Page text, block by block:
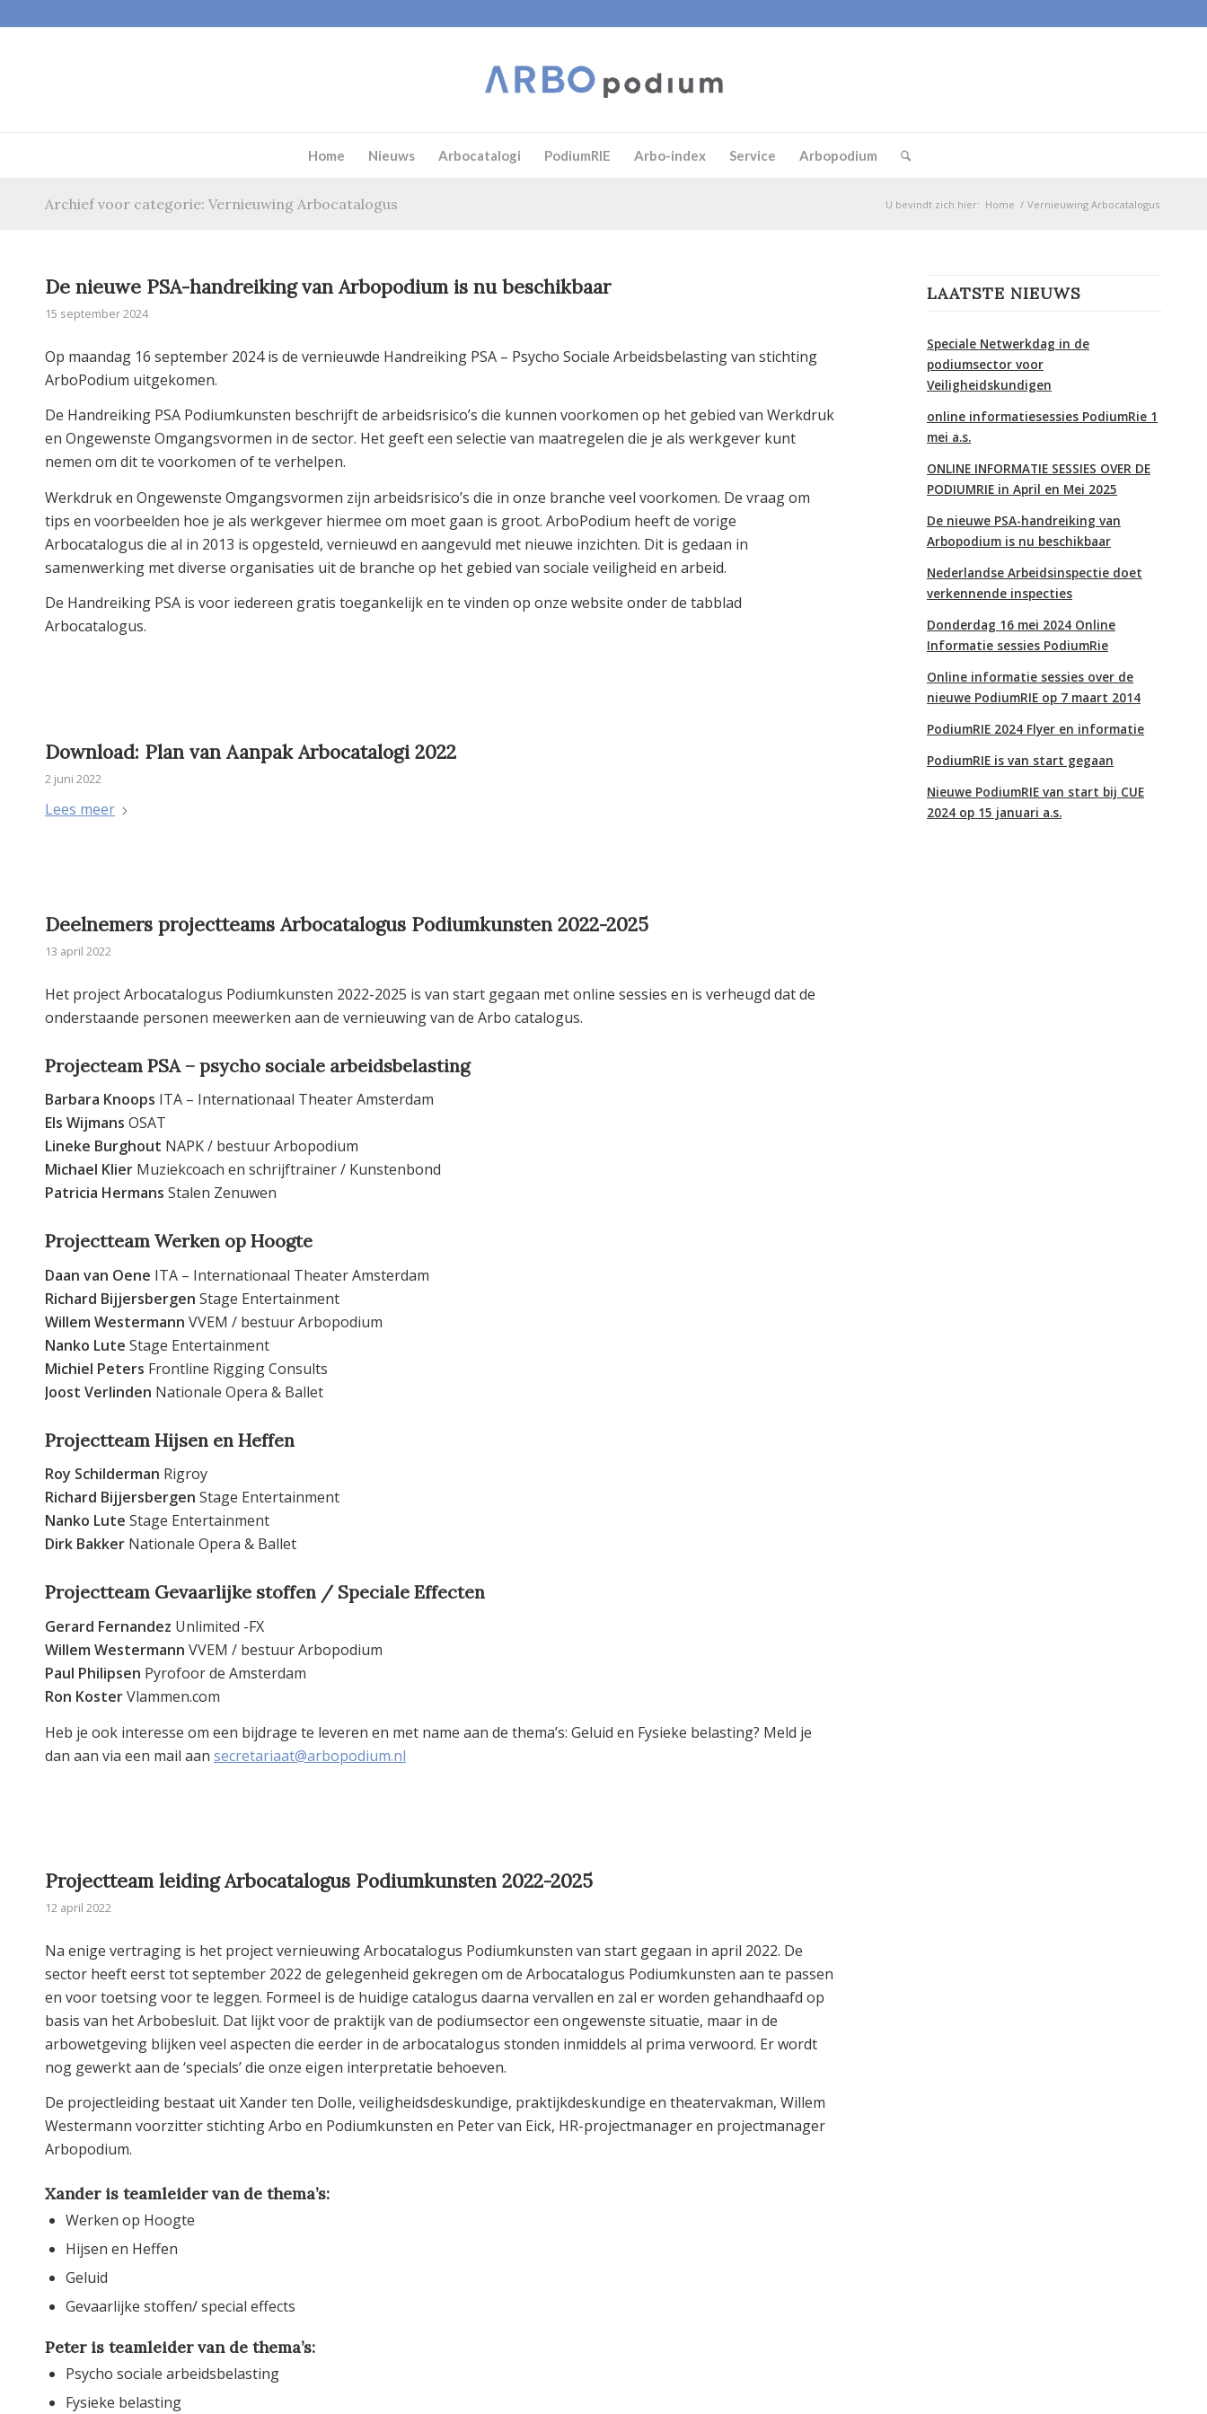
Home Nieuws Arbocatalogi PodiumRIE Arbo-index Service Arbopodium
Archief voor categorie: Vernieuwing Arbocatalogus U bevindt zich hier: Home / Vernieuwing Arbocatalogus
De nieuwe PSA-handreiking van Arbopodium is nu beschikbaar
15 september 2024
Op maandag 16 september 2024 is de vernieuwde Handreiking PSA – Psycho Sociale Arbeidsbelasting van stichting
ArboPodium uitgekomen.
De Handreiking PSA Podiumkunsten beschrijft de arbeidsrisico’s die kunnen voorkomen op het gebied van Werkdruk
en Ongewenste Omgangsvormen in de sector. Het geeft een selectie van maatregelen die je als werkgever kunt
nemen om dit te voorkomen of te verhelpen.
Werkdruk en Ongewenste Omgangsvormen zijn arbeidsrisico’s die in onze branche veel voorkomen. De vraag om
tips en voorbeelden hoe je als werkgever hiermee om moet gaan is groot. ArboPodium heeft de vorige
Arbocatalogus die al in 2013 is opgesteld, vernieuwd en aangevuld met nieuwe inzichten. Dit is gedaan in
samenwerking met diverse organisaties uit de branche op het gebied van sociale veiligheid en arbeid.
De Handreiking PSA is voor iedereen gratis toegankelijk en te vinden op onze website onder de tabblad
Arbocatalogus.
Download: Plan van Aanpak Arbocatalogi 2022
2 juni 2022
Lees meer
Deelnemers projectteams Arbocatalogus Podiumkunsten 2022-2025
13 april 2022
Het project Arbocatalogus Podiumkunsten 2022-2025 is van start gegaan met online sessies en is verheugd dat de
onderstaande personen meewerken aan de vernieuwing van de Arbo catalogus.
Projecteam PSA – psycho sociale arbeidsbelasting
Barbara Knoops ITA – Internationaal Theater Amsterdam
Els Wijmans OSAT
Lineke Burghout NAPK / bestuur Arbopodium
Michael Klier Muziekcoach en schrijftrainer / Kunstenbond
Patricia Hermans Stalen Zenuwen
Projectteam Werken op Hoogte
Daan van Oene ITA – Internationaal Theater Amsterdam
Richard Bijjersbergen Stage Entertainment
Willem Westermann VVEM / bestuur Arbopodium
Nanko Lute Stage Entertainment
Michiel Peters Frontline Rigging Consults
Joost Verlinden Nationale Opera & Ballet
Projectteam Hijsen en Heffen
Roy Schilderman Rigroy
Richard Bijjersbergen Stage Entertainment
Nanko Lute Stage Entertainment
Dirk Bakker Nationale Opera & Ballet
Projectteam Gevaarlijke stoffen / Speciale Effecten
Gerard Fernandez Unlimited -FX
Willem Westermann VVEM / bestuur Arbopodium
Paul Philipsen Pyrofoor de Amsterdam
Ron KosterVlammen.com
Heb je ook interesse om een bijdrage te leveren en met name aan de thema’s: Geluid en Fysieke belasting? Meld je
dan aan via een mail aan secretariaat@arbopodium.nl
Projectteam leiding Arbocatalogus Podiumkunsten 2022-2025
12 april 2022
Na enige vertraging is het project vernieuwing Arbocatalogus Podiumkunsten van start gegaan in april 2022. De
sector heeft eerst tot september 2022 de gelegenheid gekregen om de Arbocatalogus Podiumkunsten aan te passen
en voor toetsing voor te leggen. Formeel is de huidige catalogus daarna vervallen en zal er worden gehandhaafd op
basis van het Arbobesluit. Dat lijkt voor de praktijk van de podiumsector een ongewenste situatie, maar in de
arbowetgeving blijken veel aspecten die eerder in de arbocatalogus stonden inmiddels al prima verwoord. Er wordt
nog gewerkt aan de ‘specials’ die onze eigen interpretatie behoeven.
De projectleiding bestaat uit Xander ten Dolle, veiligheidsdeskundige, praktijkdeskundige en theatervakman, Willem
Westermann voorzitter stichting Arbo en Podiumkunsten en Peter van Eick, HR-projectmanager en projectmanager
Arbopodium.
Xander is teamleider van de thema’s:
Werken op Hoogte
Hijsen en Heffen
Geluid
Gevaarlijke stoffen/ special effects
Peter is teamleider van de thema’s:
Psycho sociale arbeidsbelasting
Fysieke belasting
LAATSTE NIEUWS
Speciale Netwerkdag in de
podiumsector voor
Veiligheidskundigen
online informatiesessies PodiumRie 1
mei a.s.
ONLINE INFORMATIE SESSIES OVER DE
PODIUMRIE in April en Mei 2025
De nieuwe PSA-handreiking van
Arbopodium is nu beschikbaar
Nederlandse Arbeidsinspectie doet
verkennende inspecties
Donderdag 16 mei 2024 Online
Informatie sessies PodiumRie
Online informatie sessies over de
nieuwe PodiumRIE op 7 maart 2014
PodiumRIE 2024 Flyer en informatie
PodiumRIE is van start gegaan
Nieuwe PodiumRIE van start bij CUE
2024 op 15 januari a.s.